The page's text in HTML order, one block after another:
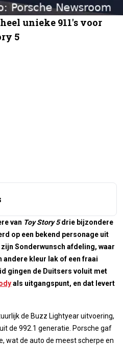
unieke 911's voor
5
van Toy Story 5drie bijzondere
op een bekend personage uit
Sonderwunsch afdeling, waar
andere kleur lak of een fraai
gingen de Duitsers voluit met
als uitgangspunt, en dat levert
de Buzz Lightyear uitvoering,
de 992.1 generatie. Porsche gaf
wat de auto de meest scherpe en